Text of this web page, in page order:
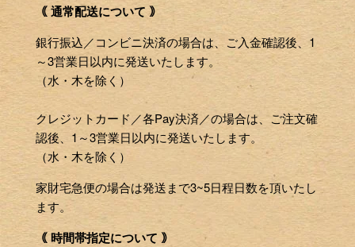
｟ 通常配送について ｠
銀行振込／コンビニ決済の場合は、ご入金確認後、1
～3営業日以内に発送いたします。
（水・木を除く）
クレジットカード／各Pay決済／の場合は、ご注文確
認後、1～3営業日以内に発送いたします。
（水・木を除く）
家財宅急便の場合は発送まで3~5日程日数を頂いたし
ます。
｟ 時間帯指定について ｠